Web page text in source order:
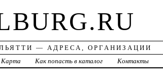
— АДРЕСА, ОРГАНИЗАЦИИ
Карта Как попасть в каталог Контакты